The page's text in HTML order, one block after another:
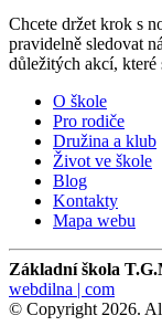
Chcete držet krok s
pravidelně sledovat
důležitých akcí, které
O škole
Pro rodiče
Družina a klub
Život ve škole
Blog
Kontakty
Mapa webu
Základní škola
webdilna | com
© Copyright 2026.